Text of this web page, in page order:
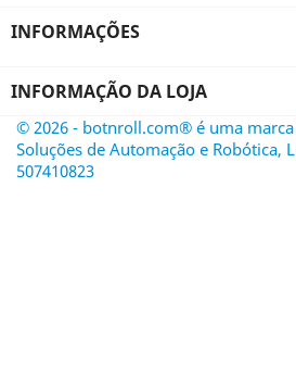
INFORMAÇÕES
INFORMAÇÃO DA LOJA
© 2026 - botnroll.com® é uma marca
Soluções de Automação e Robótica,
507410823